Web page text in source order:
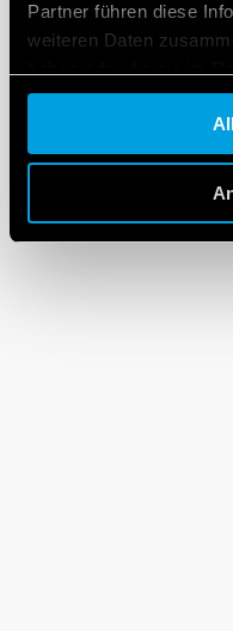
Partner führen diese
weiteren Daten
gesammelt haben.
Cookie policy.